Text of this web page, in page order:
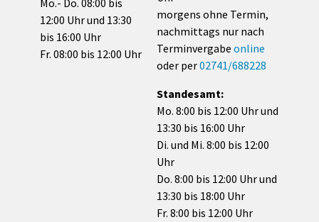
Mo.- Do. 08:00 bis
12:00 Uhr und 13:30
bis 16:00 Uhr
Fr. 08:00 bis 12:00 Uhr
morgens ohne Termin,
nachmittags nur nach
Terminvergabe online
oder per02741/688228
Standesamt:
Mo. 8:00 bis 12:00 Uhr und
13:30 bis 16:00 Uhr
Di. und Mi. 8:00 bis 12:00
Uhr
Do. 8:00 bis 12:00 Uhr und
13:30 bis 18:00 Uhr
Fr. 8:00 bis 12:00 Uhr